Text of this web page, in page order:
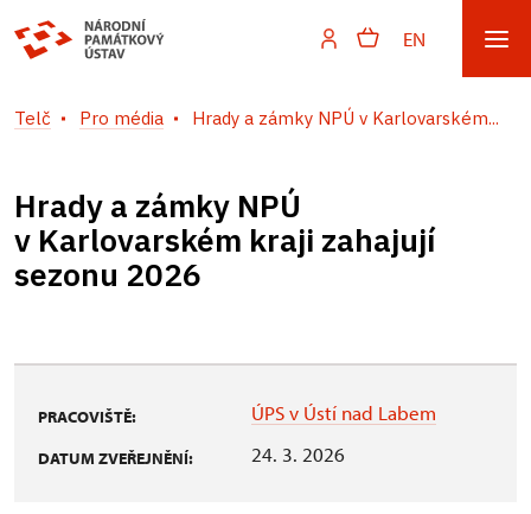
EN
Telč Pro média Hrady a zámky NPÚ v Karlovarském...
Hrady a zámky NPÚ
v Karlovarském kraji zahajují
sezonu 2026
PRACOVIŠTĚ: ÚPS v Ústí nad Labem
DATUM ZVEŘEJNĚNÍ: 24. 3. 2026